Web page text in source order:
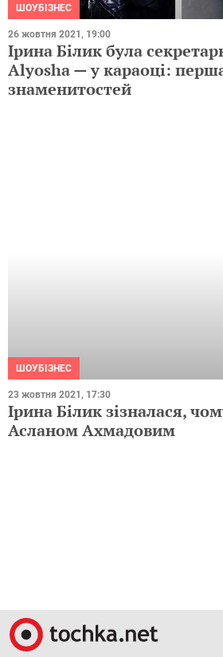
ШОУБІЗНЕС
26 жовтня 2021, 19:00
Ірина Білик була
Alyosha — у караоці:
знаменитостей
ШОУБІЗНЕС
Ірина Білик зізналася,
Асланом Ахмадовим